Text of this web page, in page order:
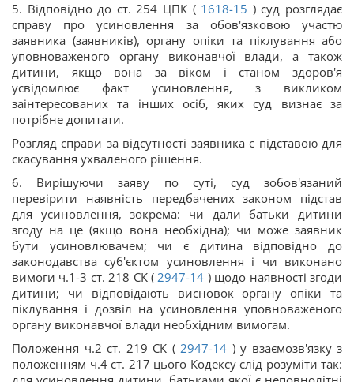
5. Відповідно до ст. 254 ЦПК ( 1618-15 ) суд розглядає
справу про усиновлення за обов'язковою участю
заявника (заявників), органу опіки та піклування або
уповноваженого органу виконавчої влади, а також
дитини, якщо вона за віком і станом здоров'я
усвідомлює факт усиновлення, з викликом
заінтересованих та інших осіб, яких суд визнає за
потрібне допитати.
Розгляд справи за відсутності заявника є підставою для
скасування ухваленого рішення.
6. Вирішуючи заяву по суті, суд зобов'язаний
перевірити наявність передбачених законом підстав
для усиновлення, зокрема: чи дали батьки дитини
згоду на це (якщо вона необхідна); чи може заявник
бути усиновлювачем; чи є дитина відповідно до
законодавства суб'єктом усиновлення і чи виконано
вимоги ч.1-3 ст. 218 СК (2947-14 ) щодо наявності згоди
дитини; чи відповідають висновок органу опіки та
піклування і дозвіл на усиновлення уповноваженого
органу виконавчої влади необхідним вимогам.
Положення ч.2 ст. 219 СК ( 2947-14 ) у взаємозв'язку з
положенням ч.4 ст. 217 цього Кодексу слід розуміти так: